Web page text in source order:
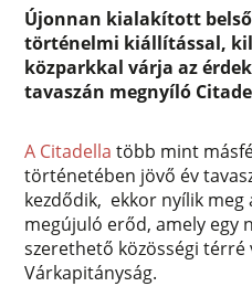
Újonnan kialakított
történelmi kiállítással,
közparkkal várja az
tavaszán megnyíló
A Citadellatöbb mint
történetében jövő év
kezdődik, ekkor nyílik
megújuló erőd, amely egy
szerethető közösségi térré
Várkapitányság.